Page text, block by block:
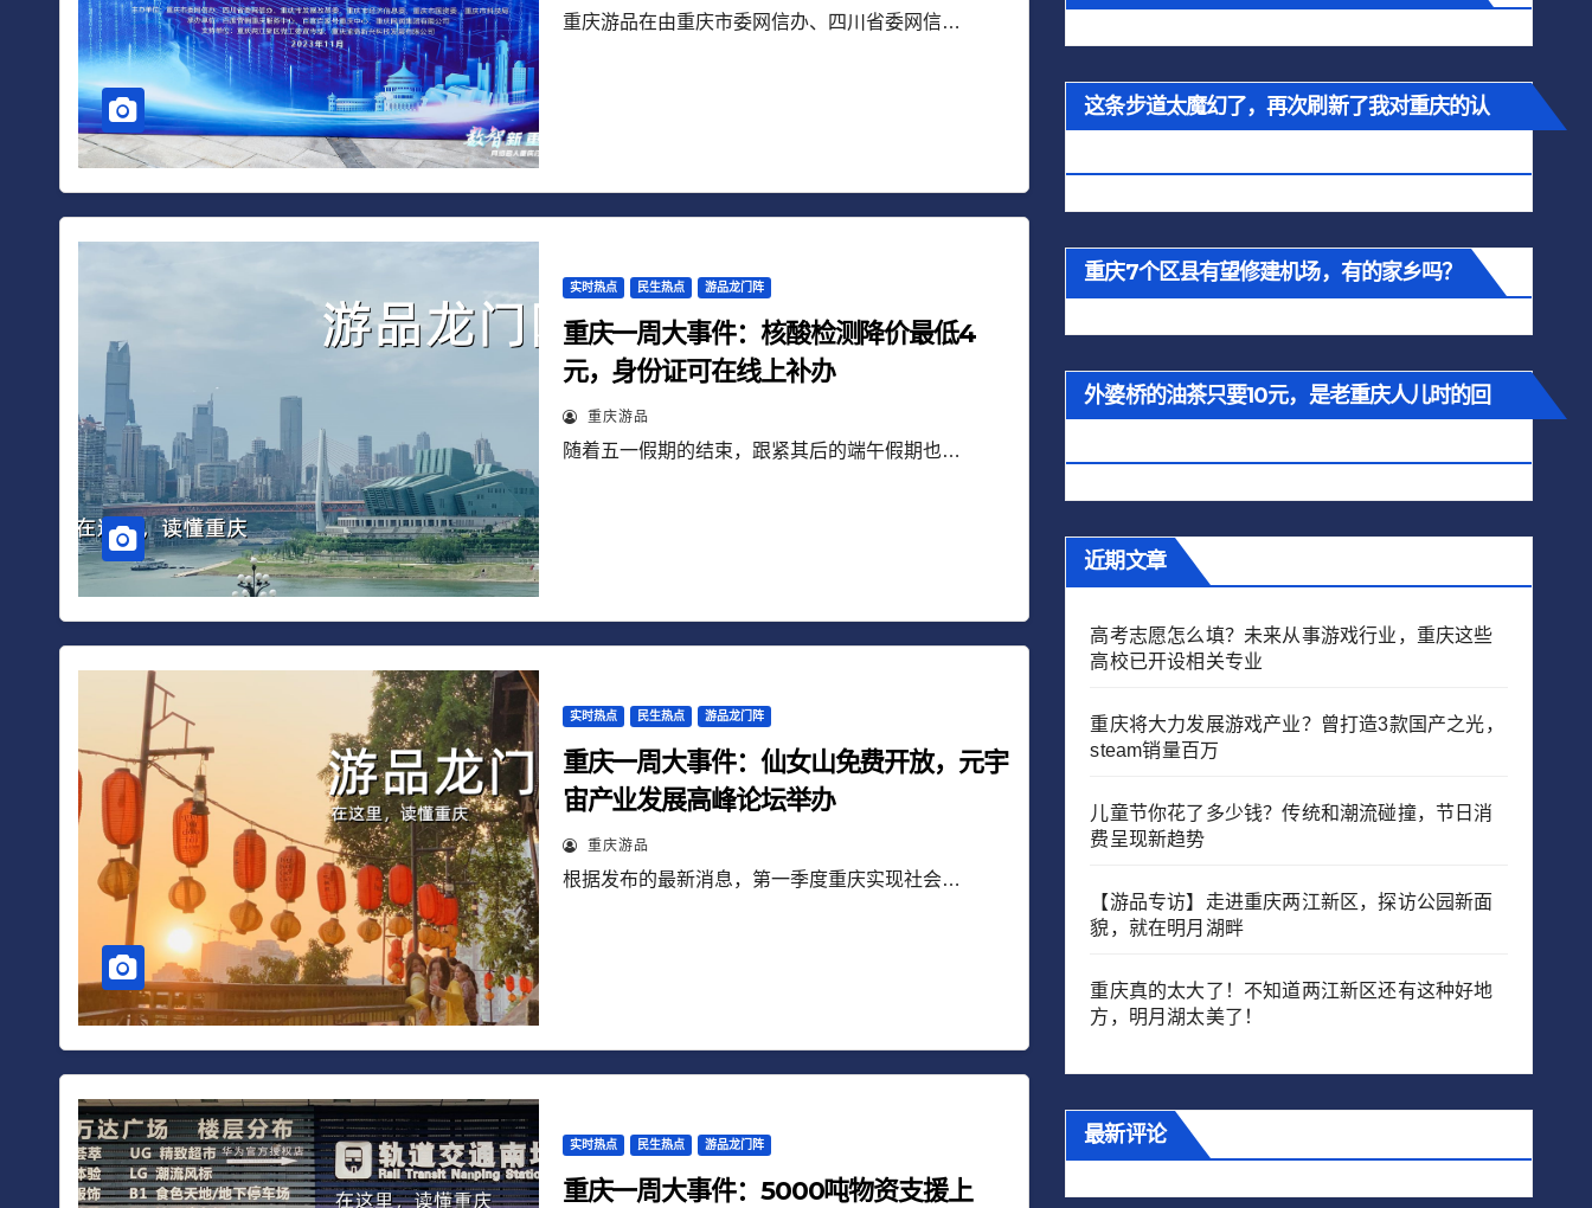
重庆游品在由重庆市委网信办、四川省委网信…
实时热点 民生热点 游品龙门阵
重庆一周大事件：核酸检测降价最低4
元，身份证可在线上补办
重庆游品
随着五一假期的结束，跟紧其后的端午假期也…
实时热点 民生热点 游品龙门阵
重庆一周大事件：仙女山免费开放，元宇
宙产业发展高峰论坛举办
重庆游品
根据发布的最新消息，第一季度重庆实现社会…
实时热点 民生热点 游品龙门阵
重庆一周大事件：5000吨物资支援上
这条步道太魔幻了，再次刷新了我对重庆的认
重庆7个区县有望修建机场，有的家乡吗？
外婆桥的油茶只要10元，是老重庆人儿时的回
近期文章
高考志愿怎么填？未来从事游戏行业，重庆这些
高校已开设相关专业
重庆将大力发展游戏产业？曾打造3款国产之光，
steam销量百万
儿童节你花了多少钱？传统和潮流碰撞，节日消
费呈现新趋势
【游品专访】走进重庆两江新区，探访公园新面
貌，就在明月湖畔
重庆真的太大了！不知道两江新区还有这种好地
方，明月湖太美了！
最新评论